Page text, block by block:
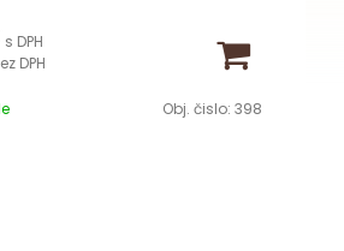
cm
cm
s DPH
DPH
Obj. čislo: 398